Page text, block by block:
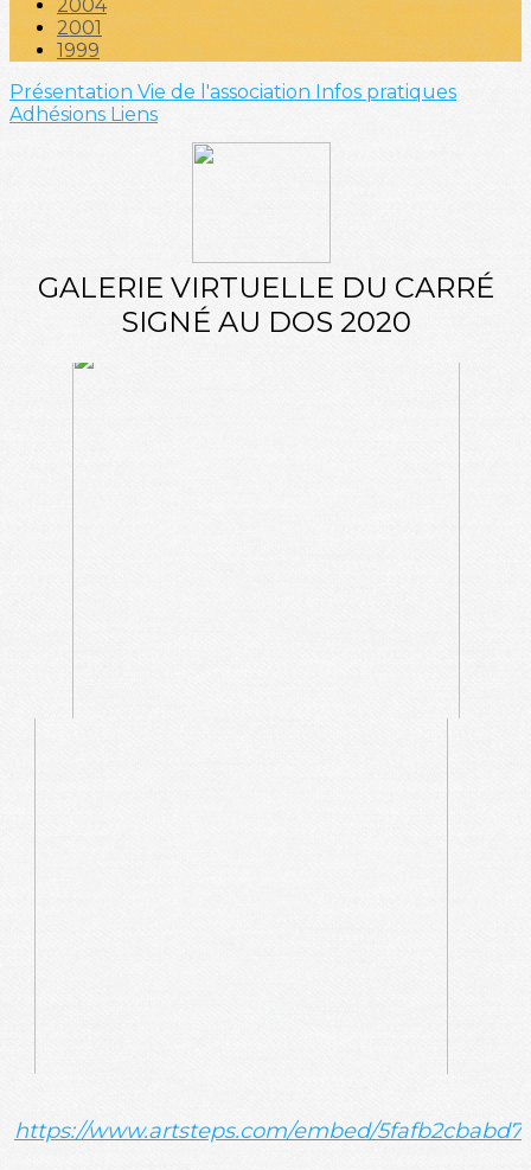
2004
2001
1999
Présentation Vie de l'association Infos pratiques
Adhésions Liens
GALERIE VIRTUELLE DU CARRÉ
SIGNÉ AU DOS 2020
https://www.artsteps.com/embed/